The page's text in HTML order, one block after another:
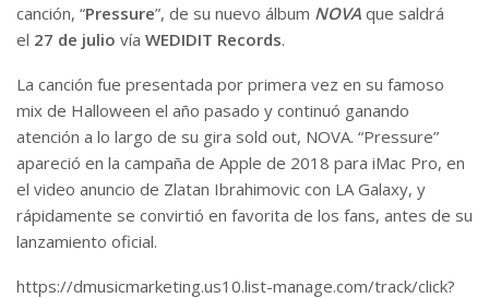
canción, “Pressure”, de su nuevo álbum NOVA que saldrá
el 27 de julio vía WEDIDIT Records.
La canción fue presentada por primera vez en su famoso
mix de Halloween el año pasado y continuó ganando
atención a lo largo de su gira sold out, NOVA. “Pressure”
apareció en la campaña de Apple de 2018 para iMac Pro, en
el video anuncio de Zlatan Ibrahimovic con LA Galaxy, y
rápidamente se convirtió en favorita de los fans, antes de su
lanzamiento oficial.
https://dmusicmarketing.us10.list-manage.com/track/click?